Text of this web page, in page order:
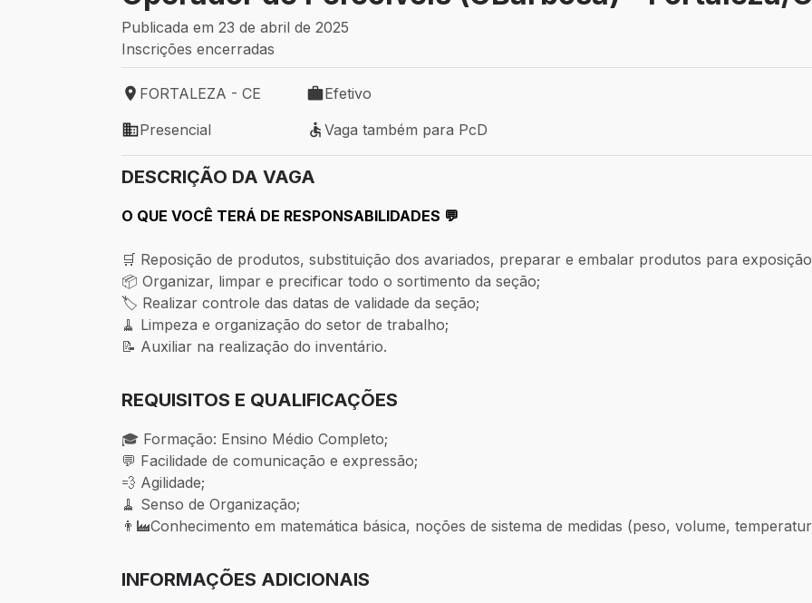
Publicada em 23 de abril de 2025
Inscrições encerradas
Local de trabalho: FORTALEZA - CE
FORTALEZA - CE
Tipo de vaga: Efetivo
Efetivo
Modelo de trabalho: Presencial
Presencial
Vaga também para PcD
Vaga também para PcD
DESCRIÇÃO DA VAGA
O QUE VOCÊ TERÁ DE RESPONSABILIDADES 💬
🛒 Reposição de produtos, substituição dos avariados, preparar e embalar produtos para
📦 Organizar, limpar e precificar todo o sortimento da seção;
🏷 Realizar controle das datas de validade da seção;
🧹 Limpeza e organização do setor de trabalho;
📝 Auxiliar na realização do inventário.
REQUISITOS E QUALIFICAÇÕES
🎓 Formação: Ensino Médio Completo;
💬 Facilidade de comunicação e expressão;
💨 Agilidade;
🧹 Senso de Organização;
👨‍🏭Conhecimento em matemática básica, noções de sistema de medidas (peso, volume,
INFORMAÇÕES ADICIONAIS